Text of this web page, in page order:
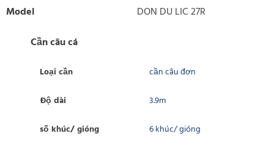
Model
DON DU LIC 27R
Cần câu cá
Loại cần cần câu đơn
Độ dài 3.9m
số khúc/ gióng 6 khúc/ gióng